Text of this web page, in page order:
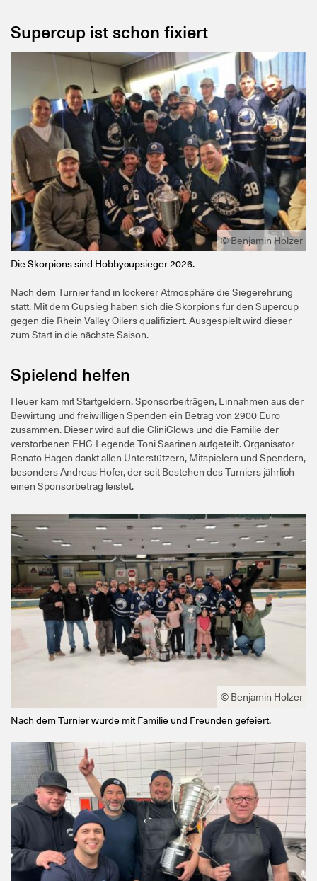
Supercup ist schon fixiert
© Benjamin Holzer
Die Skorpions sind Hobbycupsieger 2026.
Nach dem Turnier fand in lockerer Atmosphäre die Siegerehrung
statt. Mit dem Cupsieg haben sich die Skorpions für den Supercup
gegen die Rhein Valley Oilers qualifiziert. Ausgespielt wird dieser
zum Start in die nächste Saison.
Spielend helfen
Heuer kam mit Startgeldern, Sponsorbeiträgen, Einnahmen aus der
Bewirtung und freiwilligen Spenden ein Betrag von 2900 Euro
zusammen. Dieser wird auf die CliniClows und die Familie der
verstorbenen EHC-Legende Toni Saarinen aufgeteilt. Organisator
Renato Hagen dankt allen Unterstützern, Mitspielern und Spendern,
besonders Andreas Hofer, der seit Bestehen des Turniers jährlich
einen Sponsorbetrag leistet.
© Benjamin Holzer
Nach dem Turnier wurde mit Familie und Freunden gefeiert.